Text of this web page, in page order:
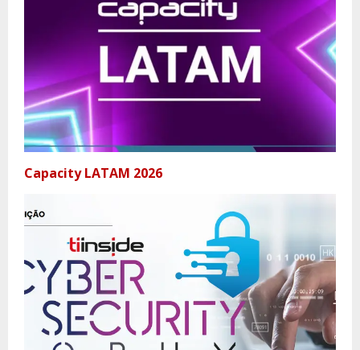
Capacity LATAM 2026